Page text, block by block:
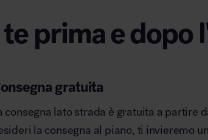
prima e dopo
gratuita
consegna lato strada è gratuita a partire
la consegna al piano, ti invieremo